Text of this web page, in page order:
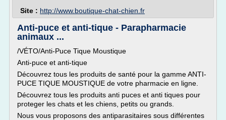
Site : http://www.boutique-chat-chien.fr
Anti-puce et anti-tique - Parapharmacie
animaux ...
/VÉTO/Anti-Puce Tique Moustique
Anti-puce et anti-tique
Découvrez tous les produits de santé pour la gamme ANTI-
PUCE TIQUE MOUSTIQUE de votre pharmacie en ligne.
Découvrez tous les produits anti puces et anti tiques pour
proteger les chats et les chiens, petits ou grands.
Nous vous proposons des antiparasitaires sous différentes